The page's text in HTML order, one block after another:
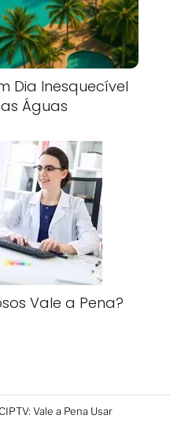
Dia Inesquecível
Águas
Vale a Pena?
Vale a Pena Usar